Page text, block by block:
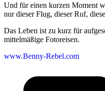
Und für einen kurzen Moment
nur dieser Flug, dieser Ruf,
Das Leben ist zu kurz für
mittelmäßige Fotoreisen.
www.Benny-Rebel.com